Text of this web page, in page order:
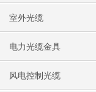
室外光缆
电力光缆金具
风电控制光缆